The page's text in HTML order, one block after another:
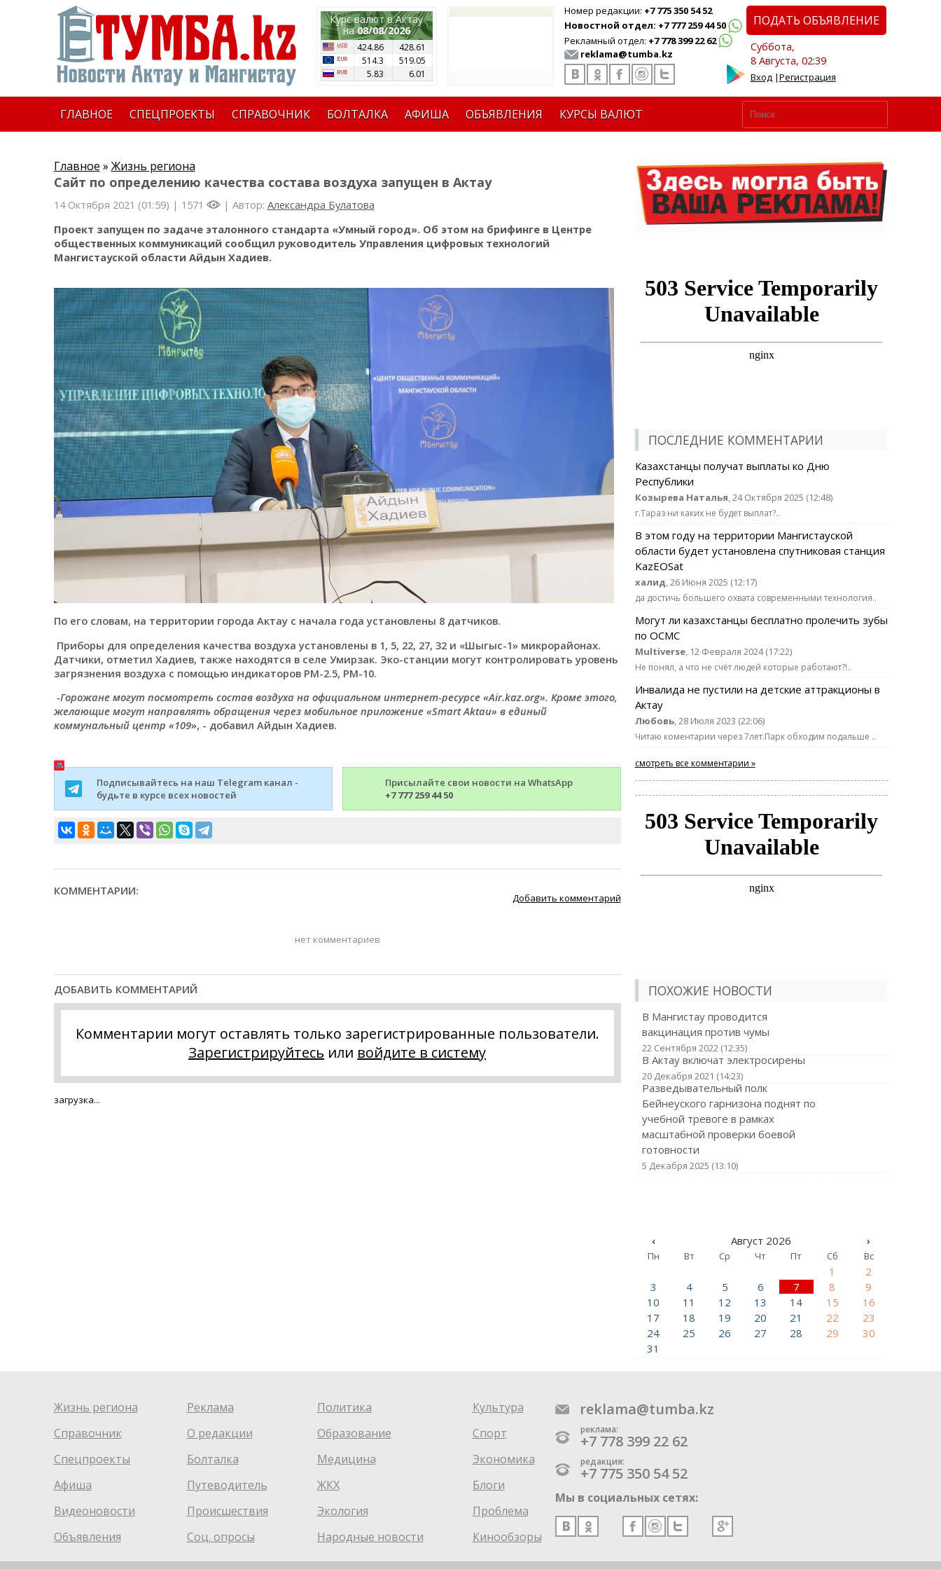
Курс валют в Актау
на08/08/2026
424.86
428.61
514.3
519.05
5.83
6.01
Номер редакции: +7 775 350 54 52
Новостной отдел: +7 777 259 44 50
Рекламный отдел: +7 778 399 22 62
reklama@tumba.kz
ПОДАТЬ ОБЪЯВЛЕНИЕ
Суббота,
8 Августа, 02:39
Вход|Регистрация
ГЛАВНОЕ СПЕЦПРОЕКТЫ СПРАВОЧНИК БОЛТАЛКА АФИША ОБЪЯВЛЕНИЯ КУРСЫ ВАЛЮТ
Главное » Жизнь региона
Сайт по определению качества состава воздуха запущен в Актау
14 Октября 2021 (01:59) | 1571 | Автор: Александра Булатова
Проект запущен по задаче эталонного стандарта «Умный город». Об этом на брифинге в Центре
общественных коммуникаций сообщил руководитель Управления цифровых технологий
Мангистауской области Айдын Хадиев.
По его словам, на территории города Актау с начала года установлены 8 датчиков.
Приборы для определения качества воздуха установлены в 1, 5, 22, 27, 32 и «Шыгыс-1» микрорайонах.
Датчики, отметил Хадиев, также находятся в селе Умирзак. Эко-станции могут контролировать уровень
загрязнения воздуха с помощью индикаторов PM-2.5, PM-10.
-Горожане могут посмотреть состав воздуха на официальном интернет-ресурсе «Аir.kaz.org». Кроме этого,
желающие могут направлять обращения через мобильное приложение «Smart Aktau» в единый
коммунальный центр «109», - добавил Айдын Хадиев.
Подписывайтесь на наш Telegram канал -
будьте в курсе всех новостей
Присылайте свои новости на WhatsApp
+7 777 259 44 50
КОММЕНТАРИИ:
Добавить комментарий
нет комментариев
ДОБАВИТЬ КОММЕНТАРИЙ
Комментарии могут оставлять только зарегистрированные пользователи.
Зарегистрируйтесь или войдите в систему
загрузка...
ПОСЛЕДНИЕ КОММЕНТАРИИ
Казахстанцы получат выплаты ко Дню
Республики
Козырева Наталья, 24 Октября 2025 (12:48)
г.Тараз ни каких не будет выплат?..
В этом году на территории Мангистауской
области будет установлена спутниковая станция
KazEOSat
халид, 26 Июня 2025 (12:17)
да достичь большего охвата современными технология..
Могут ли казахстанцы бесплатно пролечить зубы
по ОСМС
Multiverse, 12 Февраля 2024 (17:22)
Не понял, а что не счёт людей которые работают?!..
Инвалида не пустили на детские аттракционы в
Актау
Любовь, 28 Июля 2023 (22:06)
Читаю коментарии через 7лет.Парк обходим подальше ..
смотреть все комментарии »
ПОХОЖИЕ НОВОСТИ
В Мангистау проводится
вакцинация против чумы
22 Сентября 2022 (12:35)
В Актау включат электросирены
20 Декабря 2021 (14:23)
Разведывательный полк
Бейнеуского гарнизона поднят по
учебной тревоге в рамках
масштабной проверки боевой
готовности
5 Декабря 2025 (13:10)
‹ Август 2026 ›
Пн Вт Ср Чт Пт Сб Вс
1
2
3
4 5 6 7 8
9
10
11 12 13 14 15
16
17
18 19 20 21 22
23
24
25 26 27 28 29
30
31
Жизнь региона
Справочник
Спецпроекты
Афиша
Видеоновости
Объявления
Реклама
О редакции
Болталка
Путеводитель
Происшествия
Соц. опросы
Политика
Образование
Медицина
ЖКХ
Экология
Народные новости
Культура
Спорт
Экономика
Блоги
Проблема
Кинообзоры
reklama@tumba.kz
реклама:
+7 778 399 22 62
редакция:
+7 775 350 54 52
Мы в социальных сетях: